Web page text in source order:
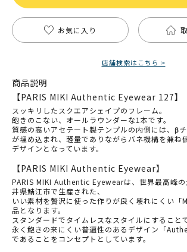
お気に入り
店舗検索はこちら >
商品説明
【PARIS MIKI Authentic Eyewear 127】
スッキリしたスクエアシェイプのフレーム。
飽きのこない、オールラウンダーな1本です。
質感の高いアセテート製テンプルの内側には、β
が埋め込まれ、軽量でありながらバネ機構を兼ね
デザインとなっています。
【PARIS MIKI Authentic Eyewear】
PARIS MIKI Authentic Eyewearは、世界最高峰
井県鯖江市で生産された、
いい素材を贅沢に使った作りが良く壊れにくい「
品となります。
スタンダードでタイムレスなスタイルにすること
永く飽きの来にくい普遍性のあるデザイン「
であることをコンセプトとしています。